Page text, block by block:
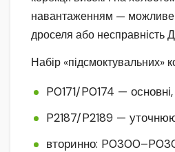
навантаженням — можливе
дроселя або несправність
Набір «підсмоктувальних»
P0171/P0174 — основні,
P2187/P2189 —
вторинно: